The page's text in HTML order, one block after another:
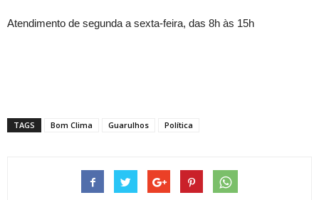
Atendimento de segunda a sexta-feira, das 8h às 15h
TAGS Bom Clima Guarulhos Política